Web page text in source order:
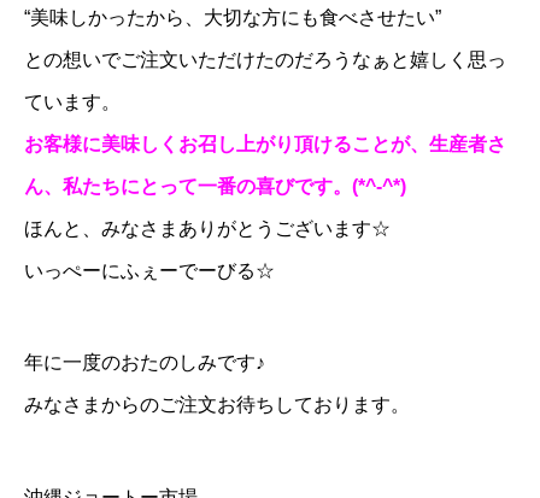
“美味しかったから、大切な方にも食べさせたい”
との想いでご注文いただけたのだろうなぁと嬉しく思っ
ています。
お客様に美味しくお召し上がり頂けることが、生産者さ
ん、私たちにとって一番の喜びです。(*^-^*)
ほんと、みなさまありがとうございます☆
いっぺーにふぇーでーびる☆
年に一度のおたのしみです♪
みなさまからのご注文お待ちしております。